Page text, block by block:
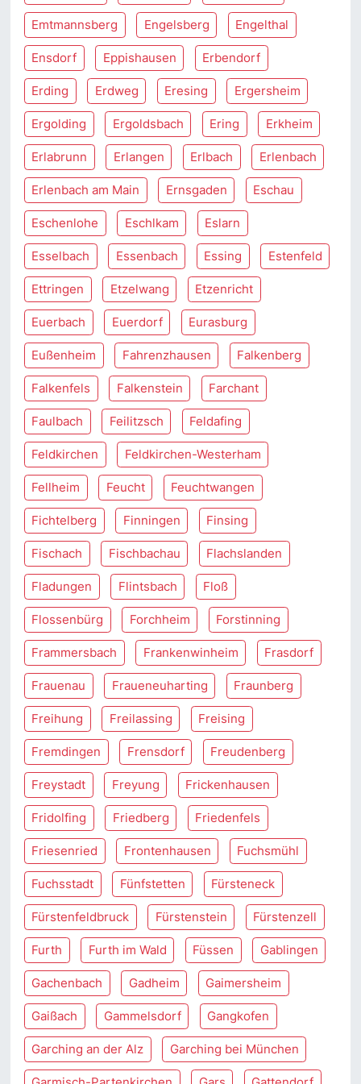
Emtmannsberg Engelsberg Engelthal
Ensdorf Eppishausen Erbendorf
Erding Erdweg Eresing Ergersheim
Ergolding Ergoldsbach Ering Erkheim
Erlabrunn Erlangen Erlbach Erlenbach
Erlenbach am Main Ernsgaden Eschau
Eschenlohe Eschlkam Eslarn
Esselbach Essenbach Essing Estenfeld
Ettringen Etzelwang Etzenricht
Euerbach Euerdorf Eurasburg
Eußenheim Fahrenzhausen Falkenberg
Falkenfels Falkenstein Farchant
Faulbach Feilitzsch Feldafing
Feldkirchen Feldkirchen-Westerham
Fellheim Feucht Feuchtwangen
Fichtelberg Finningen Finsing
Fischach Fischbachau Flachslanden
Fladungen Flintsbach Floß
Flossenbürg Forchheim Forstinning
Frammersbach Frankenwinheim Frasdorf
Frauenau Fraueneuharting Fraunberg
Freihung Freilassing Freising
Fremdingen Frensdorf Freudenberg
Freystadt Freyung Frickenhausen
Fridolfing Friedberg Friedenfels
Friesenried Frontenhausen Fuchsmühl
Fuchsstadt Fünfstetten Fürsteneck
Fürstenfeldbruck Fürstenstein Fürstenzell
Furth Furth im Wald Füssen Gablingen
Gachenbach Gadheim Gaimersheim
Gaißach Gammelsdorf Gangkofen
Garching an der Alz Garching bei München